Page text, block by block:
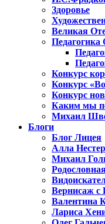
Здоровье
Великая
Конкурс
Конкурс
Конкурс
Каким мы
Михаил
Блоги
Блог Лицея
Алла
Михаил
Вернисаж с
Валентина
Лариса